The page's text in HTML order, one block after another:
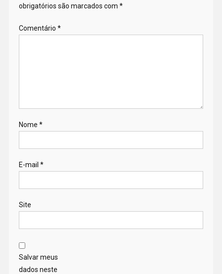
obrigatórios são marcados com *
Comentário *
Nome *
E-mail *
Site
Salvar meus
dados neste